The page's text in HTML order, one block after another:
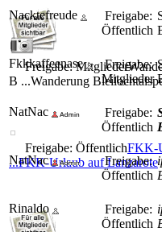
Freigabe: Mitglieder
B ...Wanderung
Freigabe: ÖffentlichFKK-
...FKK-Urlaub auf Lanzarote
Nacktefreude
Freigabe:
Öffentlich
Fkkkaffeenase
Freigabe:
Mitglieder
NatNac
Freigabe:
Öffentlich
NatNac
Freigabe:
Öffentlich
Rinaldo
Freigabe:
Öffentlich